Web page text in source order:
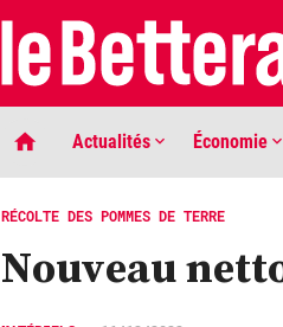
Actualités Économie
RÉCOLTE DES POMMES DE TERRE
Nouveau